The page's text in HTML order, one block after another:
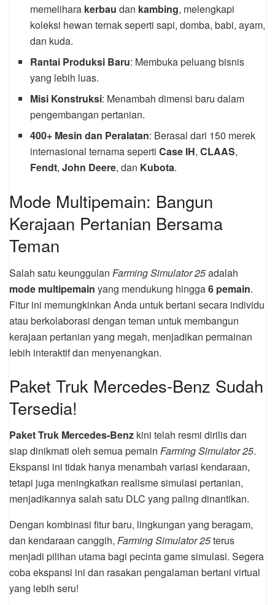
memelihara kerbau dan kambing, melengkapi
koleksi hewan ternak seperti sapi, domba, babi, ayam,
dan kuda.
Rantai Produksi Baru: Membuka peluang bisnis
yang lebih luas.
Misi Konstruksi: Menambah dimensi baru dalam
pengembangan pertanian.
400+ Mesin dan Peralatan: Berasal dari 150 merek
internasional ternama sepertiCase IH,CLAAS,
Fendt,John Deere, dan Kubota.
Mode Multipemain: Bangun
Kerajaan Pertanian Bersama
Teman
Salah satu keunggulan Farming Simulator 25adalah
mode multipemain yang mendukung hingga6 pemain.
Fitur ini memungkinkan Anda untuk bertani secara individu
atau berkolaborasi dengan teman untuk membangun
kerajaan pertanian yang megah, menjadikan permainan
lebih interaktif dan menyenangkan.
Paket Truk Mercedes-Benz Sudah
Tersedia!
Paket Truk Mercedes-Benz kini telah resmi dirilis dan
siap dinikmati oleh semua pemain Farming Simulator 25.
Ekspansi ini tidak hanya menambah variasi kendaraan,
tetapi juga meningkatkan realisme simulasi pertanian,
menjadikannya salah satu DLC yang paling dinantikan.
Dengan kombinasi fitur baru, lingkungan yang beragam,
dan kendaraan canggih, Farming Simulator 25terus
menjadi pilihan utama bagi pecinta game simulasi. Segera
coba ekspansi ini dan rasakan pengalaman bertani virtual
yang lebih seru!